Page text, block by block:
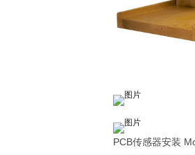
PCB传感器安装